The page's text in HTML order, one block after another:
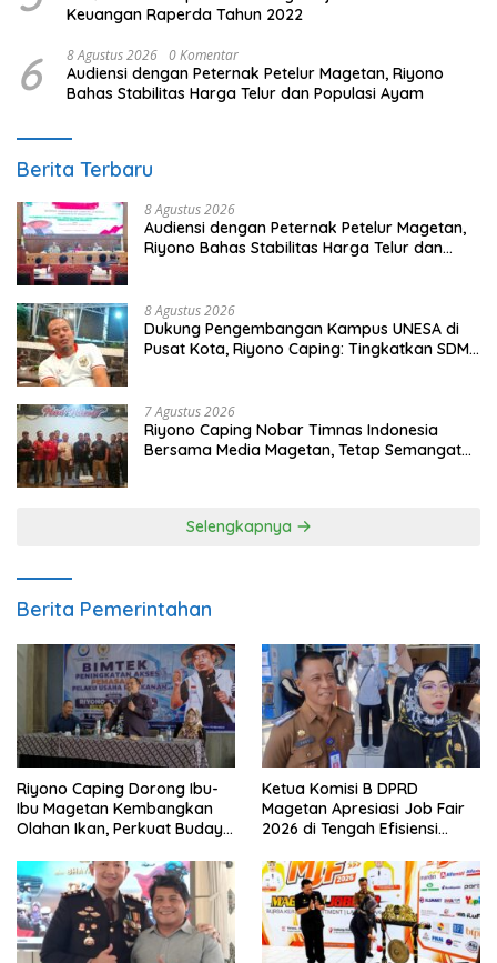
Keuangan Raperda Tahun 2022
6 8 Agustus 2026 0 Komentar
Audiensi dengan Peternak Petelur Magetan, Riyono
Bahas Stabilitas Harga Telur dan Populasi Ayam
Berita Terbaru
8 Agustus 2026
Audiensi dengan Peternak Petelur Magetan,
Riyono Bahas Stabilitas Harga Telur dan
8 Agustus 2026
Dukung Pengembangan Kampus UNESA di
Pusat Kota, Riyono Caping: Tingkatkan SDM
7 Agustus 2026
Riyono Caping Nobar Timnas Indonesia
Bersama Media Magetan, Tetap Semangat
Selengkapnya
Berita Pemerintahan
Riyono Caping Dorong Ibu-
Ibu Magetan Kembangkan
Olahan Ikan, Perkuat Budaya
Ketua Komisi B DPRD
Magetan Apresiasi Job Fair
2026 di Tengah Efisiensi